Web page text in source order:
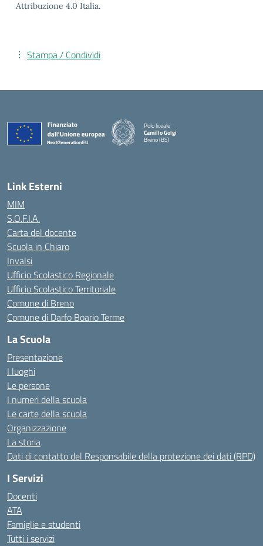
Attribuzione 4.0 Italia.
Stampa / Condividi
Polo liceale
Camillo Golgi
Breno (BS)
Link Esterni
MIM
S.O.F.I.A.
Carta del docente
Scuola in Chiaro
Invalsi
Ufficio Scolastico Regionale
Ufficio Scolastico Territoriale
Comune di Breno
Comune di Darfo Boario Terme
La Scuola
Presentazione
I luoghi
Le persone
I numeri della scuola
Le carte della scuola
Organizzazione
La storia
Dati di contatto del Responsabile della protezione dei dati (RPD)
I Servizi
Docenti
ATA
Famiglie e studenti
Tutti i servizi